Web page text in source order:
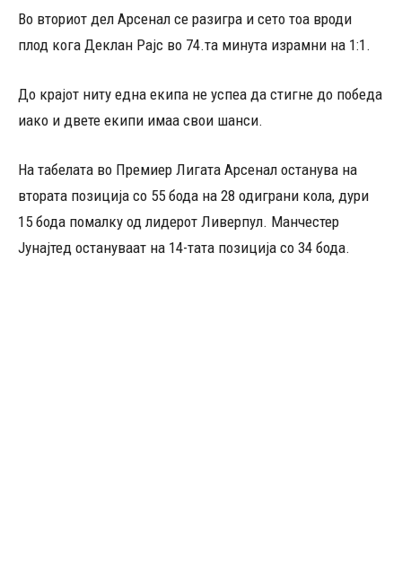
Во вториот дел Арсенал се разигра и сето тоа вроди
плод кога Деклан Рајс во 74.та минута израмни на 1:1.
До крајот ниту една екипа не успеа да стигне до победа
иако и двете екипи имаа свои шанси.
На табелата во Премиер Лигата Арсенал останува на
втората позиција со 55 бода на 28 одиграни кола, дури
15 бода помалку од лидерот Ливерпул. Манчестер
Јунајтед остануваат на 14-тата позиција со 34 бода.